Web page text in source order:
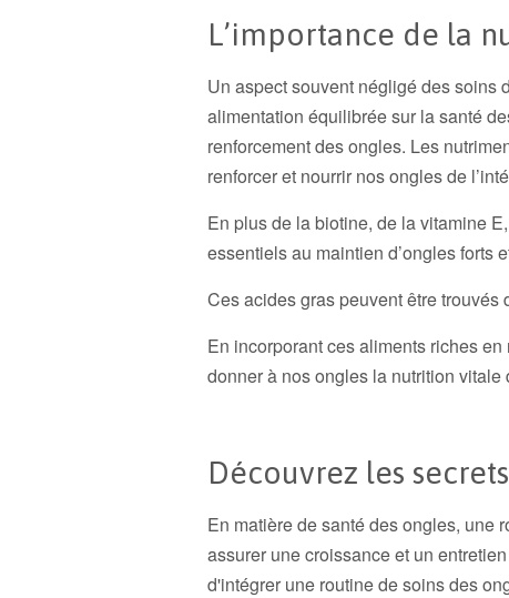
L’importance de la
Un aspect souvent négligé des soins
alimentation équilibrée sur la santé
renforcement des ongles. Les
renforcer et nourrir nos ongles de
En plus de la biotine, de la vitamine
essentiels au maintien d’ongles forts
Ces acides gras peuvent être
En incorporant ces aliments riches
donner à nos ongles la nutrition vitale
Découvrez les
En matière de santé des ongles, une
assurer une croissance et un
d'intégrer une routine de soins des